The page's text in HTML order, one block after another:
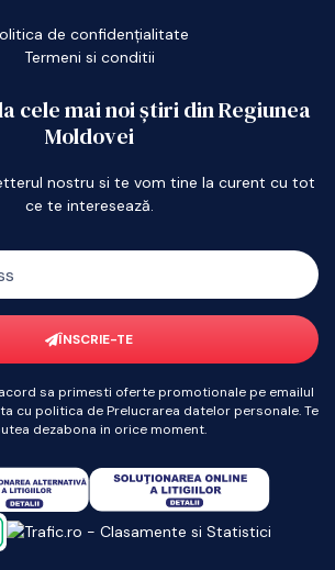
de confidențialitate
Termeni si conditii
cele mai noi știri din Regiunea
Moldovei
nostru si te vom tine la curent cu tot
ce te interesează.
ÎNSCRIE-TE
sa primesti oferte promotionale pe emailul
cu politica de Prelucrarea datelor personale. Te
dezabona in orice moment.